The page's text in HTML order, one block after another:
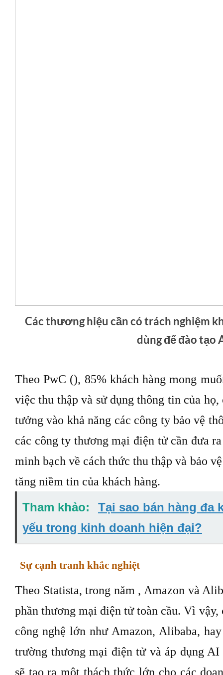
Các thương hiệu cần có trách nghiệm
dùng để đào tạo
Theo PwC (), 85% khách hàng mong
việc thu thập và sử dụng thông tin của
tưởng vào khả năng các công ty bảo vệ
các công ty thương mại điện tử cần đưa
minh bạch về cách thức thu thập và bảo
tăng niềm tin của khách hàng.
Tham khảo:
Tại sao bán hàng đa
yếu trong kinh doanh hiện đại?
Sự cạnh tranh khắc nghiệt
Theo Statista, trong năm , Amazon và
phần thương mại điện tử toàn cầu. Vì
công nghệ lớn như Amazon, Alibaba,
trường thương mại điện tử và áp dụng AI
sẽ tạo ra một thách thức lớn cho các